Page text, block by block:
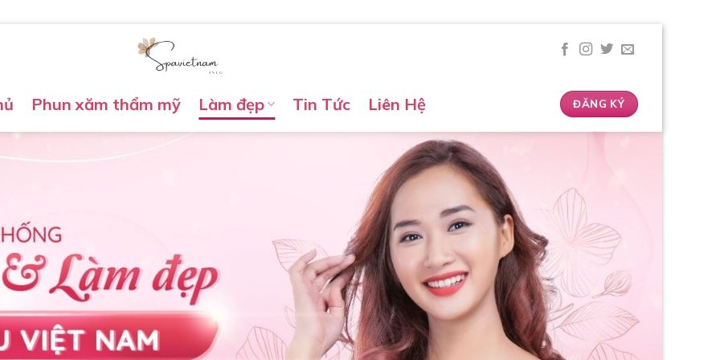
Phun xăm thẩm mỹ Làm đẹp Tin Tức Liên Hệ ĐĂNG KÝ